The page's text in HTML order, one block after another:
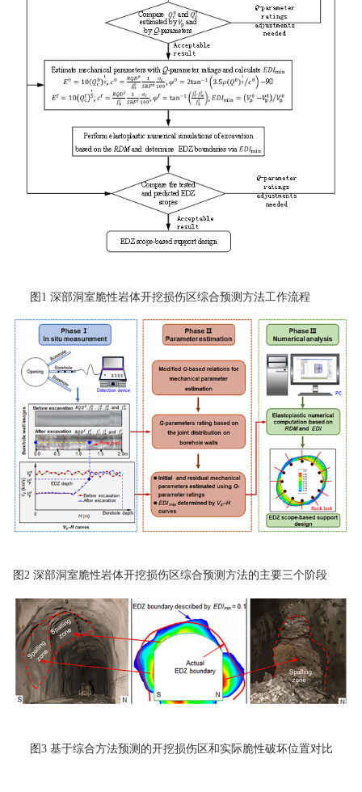
图1 深部洞室脆性岩体开挖损伤区综合预测方法工作流程
图2 深部洞室脆性岩体开挖损伤区综合预测方法的主要三个阶段
图3 基于综合方法预测的开挖损伤区和实际脆性破坏位置对比